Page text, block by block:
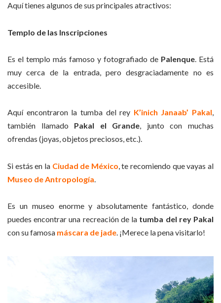
Aquí tienes algunos de sus principales atractivos:
Templo de las Inscripciones
Es el templo más famoso y fotografiado de Palenque. Está
muy cerca de la entrada, pero desgraciadamente no es
accesible.
Aquí encontraron la tumba del rey K’inich Janaab’ Pakal,
también llamado Pakal el Grande, junto con muchas
ofrendas (joyas, objetos preciosos, etc.).
Si estás en la Ciudad de México , te recomiendo que vayas al
Museo de Antropología
Es un museo enorme y absolutamente fantástico, donde
puedes encontrar una recreación de la tumba del rey Pakal
con su famosa máscara de jade. ¡Merece la pena visitarlo!